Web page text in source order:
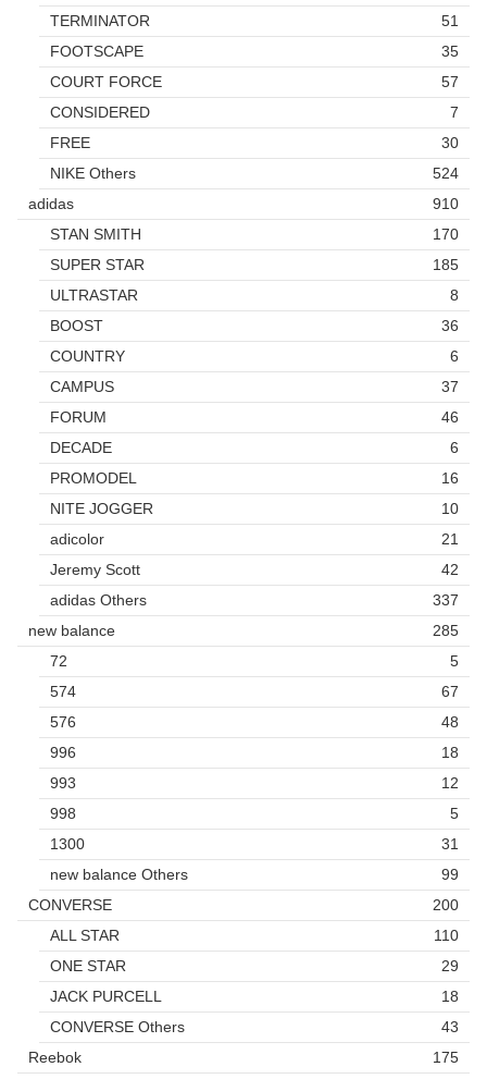
TERMINATOR
51
FOOTSCAPE
35
COURT FORCE
57
CONSIDERED
7
FREE
30
NIKE Others
524
adidas
910
STAN SMITH
170
SUPER STAR
185
ULTRASTAR
8
BOOST
36
COUNTRY
6
CAMPUS
37
FORUM
46
DECADE
6
PROMODEL
16
NITE JOGGER
10
adicolor
21
Jeremy Scott
42
adidas Others
337
new balance
285
72
5
574
67
576
48
996
18
993
12
998
5
1300
31
new balance Others
99
CONVERSE
200
ALL STAR
110
ONE STAR
29
JACK PURCELL
18
CONVERSE Others
43
Reebok
175